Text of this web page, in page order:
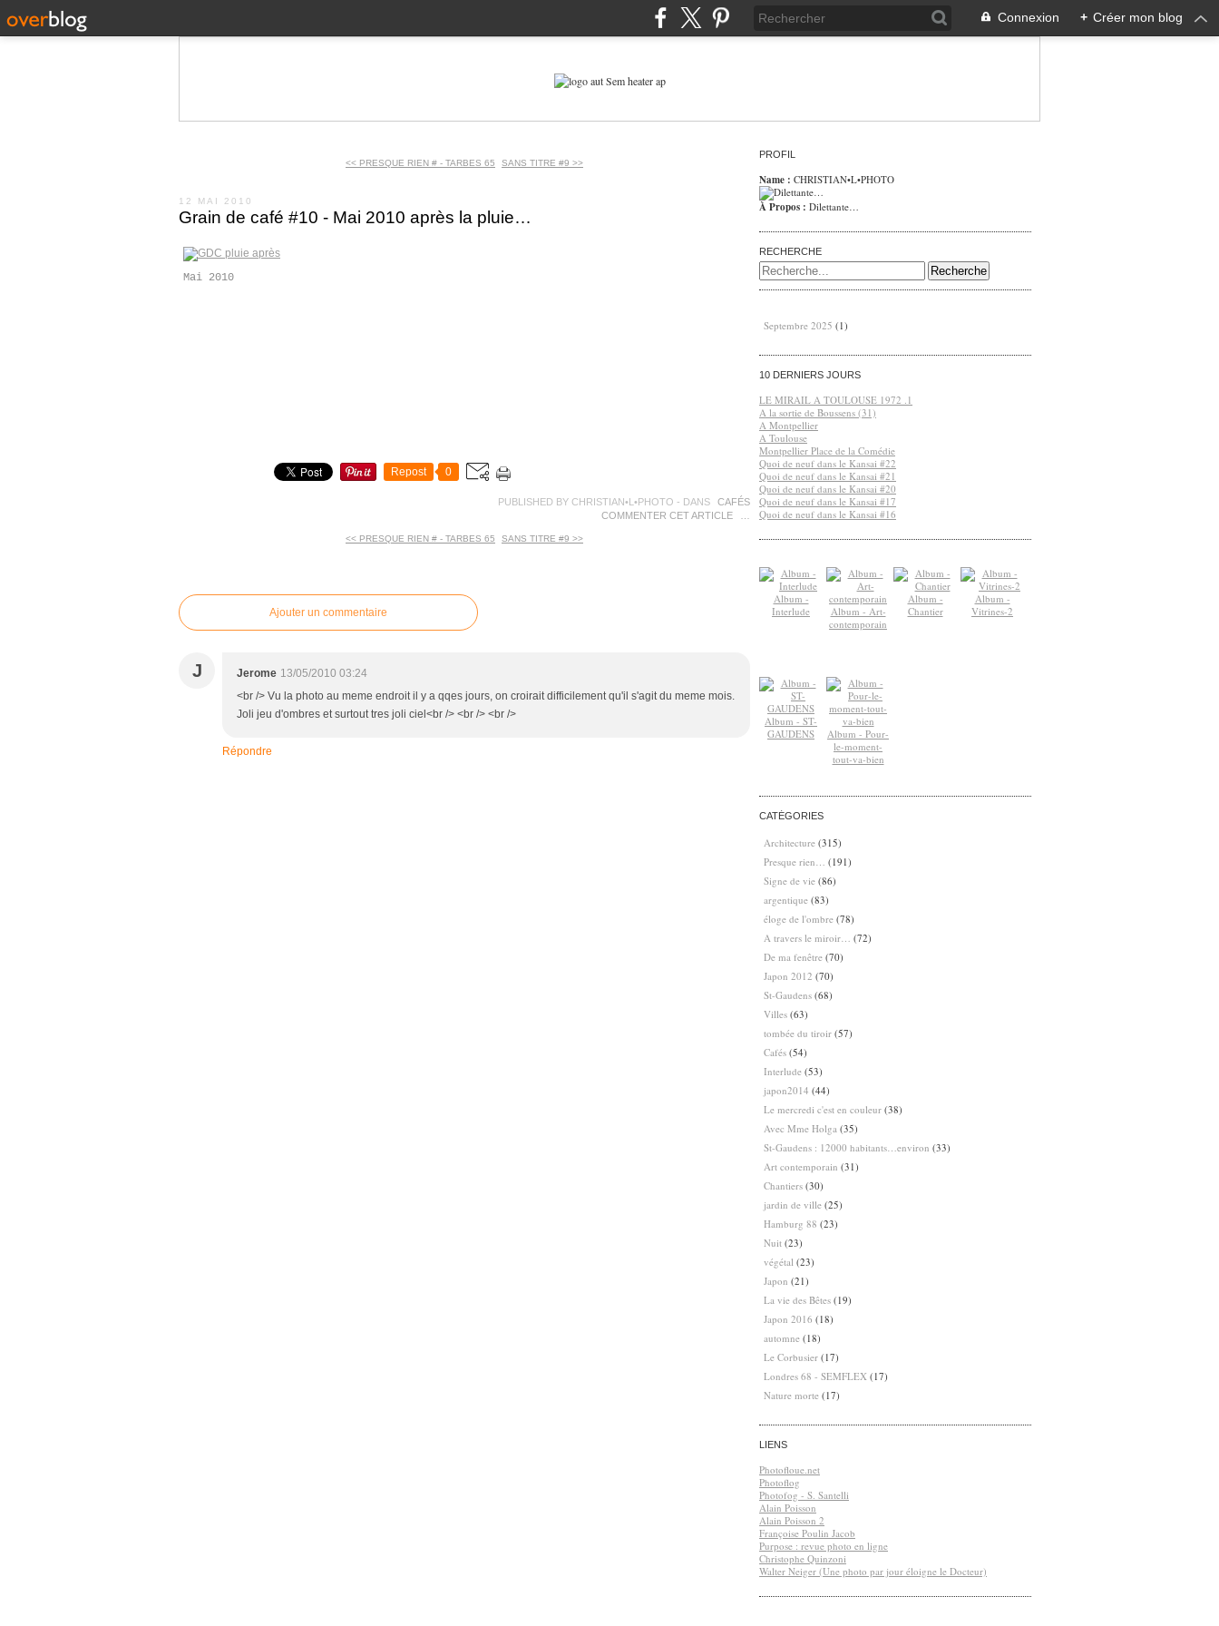
Connexion + Créer mon blog
<< PRESQUE RIEN # - TARBES 65 SANS TITRE #9 >>
12 MAI 2010
Grain de café #10 - Mai 2010 après la pluie…
Mai 2010
Repost 0
PUBLISHED BY CHRISTIAN•L•PHOTO - DANS
CAFÉS
COMMENTER CET ARTICLE
<< PRESQUE RIEN # - TARBES 65 SANS TITRE #9 >>
Ajouter un commentaire
J Jerome 13/05/2010 03:24
<br /> Vu la photo au meme endroit il y a qqes jours, on croirait difficilement qu'il s'agit du meme mois.
Joli jeu d'ombres et surtout tres joli ciel<br /> <br /> <br />
Répondre
PROFIL
Name : CHRISTIAN•L•PHOTO
À Propos : Dilettante…
RECHERCHE
Septembre 2025 (1)
10 DERNIERS JOURS
LE MIRAIL A TOULOUSE 1972 .1
A la sortie de Boussens (31)
A Montpellier
A Toulouse
Montpellier Place de la Comédie
Quoi de neuf dans le Kansai #22
Quoi de neuf dans le Kansai #21
Quoi de neuf dans le Kansai #20
Quoi de neuf dans le Kansai #17
Quoi de neuf dans le Kansai #16
Album -
Interlude
Album - Art-
contemporain
Album -
Chantier
Album -
Vitrines-2
Album - ST-
GAUDENS
Album - Pour-
le-moment-
tout-va-bien
CATÉGORIES
Architecture (315)
Presque rien…
(191)
Signe de vie (86)
argentique (83)
éloge de l'ombre (78)
A travers le miroir…
(72)
De ma fenêtre (70)
Japon 2012 (70)
St-Gaudens (68)
Villes (63)
tombée du tiroir (57)
Cafés (54)
Interlude (53)
japon2014 (44)
Le mercredi c'est en couleur (38)
Avec Mme Holga (35)
St-Gaudens : 12000 habitants…environ (33)
Art contemporain (31)
Chantiers (30)
jardin de ville (25)
Hamburg 88 (23)
Nuit (23)
végétal (23)
Japon (21)
La vie des Bêtes (19)
Japon 2016 (18)
automne (18)
Le Corbusier (17)
Londres 68 - SEMFLEX (17)
Nature morte (17)
LIENS
Photofloue.net
Photoflog
Photofog - S. Santelli
Alain Poisson
Alain Poisson 2
Françoise Poulin Jacob
Purpose : revue photo en ligne
Christophe Quinzoni
Walter Neiger (Une photo par jour éloigne le Docteur)